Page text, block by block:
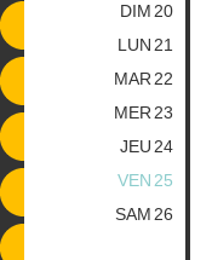
DIM 20
LUN 21
MAR 22
MER 23
JEU 24
VEN 25
SAM 26